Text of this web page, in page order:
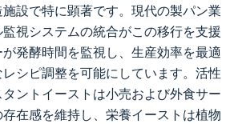
設で特に顕著です。現代の製パン業
視システムの統合がこの移行を支援
発酵時間を監視し、生産効率を最適
シピ調整を可能にしています。活性
タントイーストは小売および外食サー
在感を維持し、栄養イーストは植物